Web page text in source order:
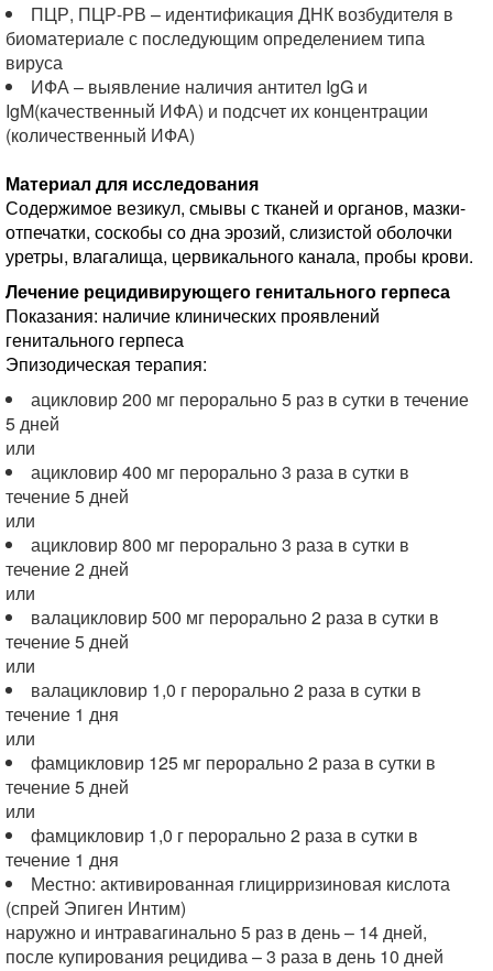
ПЦР, ПЦР-РВ – идентификация ДНК возбудителя в
биоматериале с последующим определением типа
вируса
ИФА – выявление наличия антител IgG и
IgM(качественный ИФА) и подсчет их концентрации
(количественный ИФА)
Материал для исследования
Содержимое везикул, смывы с тканей и органов, мазки-
отпечатки, соскобы со дна эрозий, слизистой оболочки
уретры, влагалища, цервикального канала, пробы крови.
Лечение рецидивирующего генитального герпеса
Показания: наличие клинических проявлений
генитального герпеса
Эпизодическая терапия:
ацикловир 200 мг перорально 5 раз в сутки в течение
5 дней
или
ацикловир 400 мг перорально 3 раза в сутки в
течение 5 дней
или
ацикловир 800 мг перорально 3 раза в сутки в
течение 2 дней
или
валацикловир 500 мг перорально 2 раза в сутки в
течение 5 дней
или
валацикловир 1,0 г перорально 2 раза в сутки в
течение 1 дня
или
фамцикловир 125 мг перорально 2 раза в сутки в
течение 5 дней
или
фамцикловир 1,0 г перорально 2 раза в сутки в
течение 1 дня
Местно: активированная глицирризиновая кислота
(спрей Эпиген Интим)
наружно и интравагинально 5 раз в день – 14 дней,
после купирования рецидива – 3 раза в день 10 дней